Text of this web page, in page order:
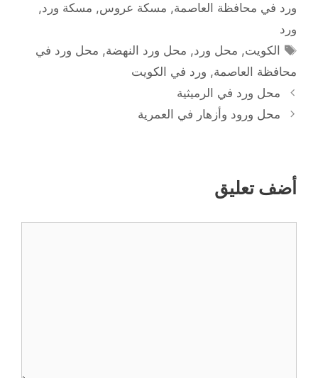
ورد في محافظة العاصمة, مسكة عروس, مسكة ورد,
ورد
الوسوم
الكويت, محل ورد, محل ورد النهضة, محل ورد في
محافظة العاصمة, ورد في الكويت
محل ورد في الرميثية
محل ورود وأزهار في العمرية
أضف تعليق